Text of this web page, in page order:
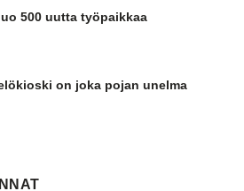
500 uutta työpaikkaa
on joka pojan unelma